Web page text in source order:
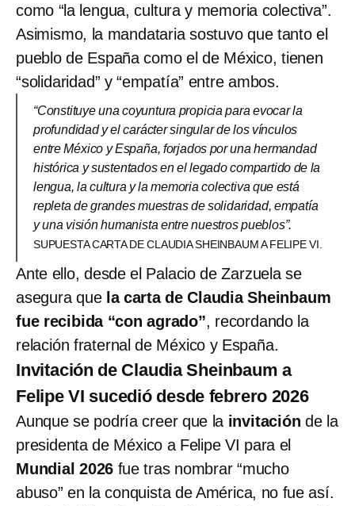
como “la lengua, cultura y memoria colectiva”.
Asimismo, la mandataria sostuvo que tanto el
pueblo de España como el de México, tienen
“solidaridad” y “empatía” entre ambos.
“Constituye una coyuntura propicia para evocar la
profundidad y el carácter singular de los vínculos
entre México y España, forjados por una hermandad
histórica y sustentados en el legado compartido de la
lengua, la cultura y la memoria colectiva que está
repleta de grandes muestras de solidaridad, empatía
y una visión humanista entre nuestros pueblos”.
SUPUESTA CARTA DE CLAUDIA SHEINBAUM A FELIPE VI.
Ante ello, desde el Palacio de Zarzuela se
asegura que la carta de Claudia Sheinbaum
fue recibida “con agrado”, recordando la
relación fraternal de México y España.
Invitación de Claudia Sheinbaum a
Felipe VI sucedió desde febrero 2026
Aunque se podría creer que la invitaciónde la
presidenta de México a Felipe VI para el
Mundial 2026 fue tras nombrar “mucho
abuso” en la conquista de América, no fue así.